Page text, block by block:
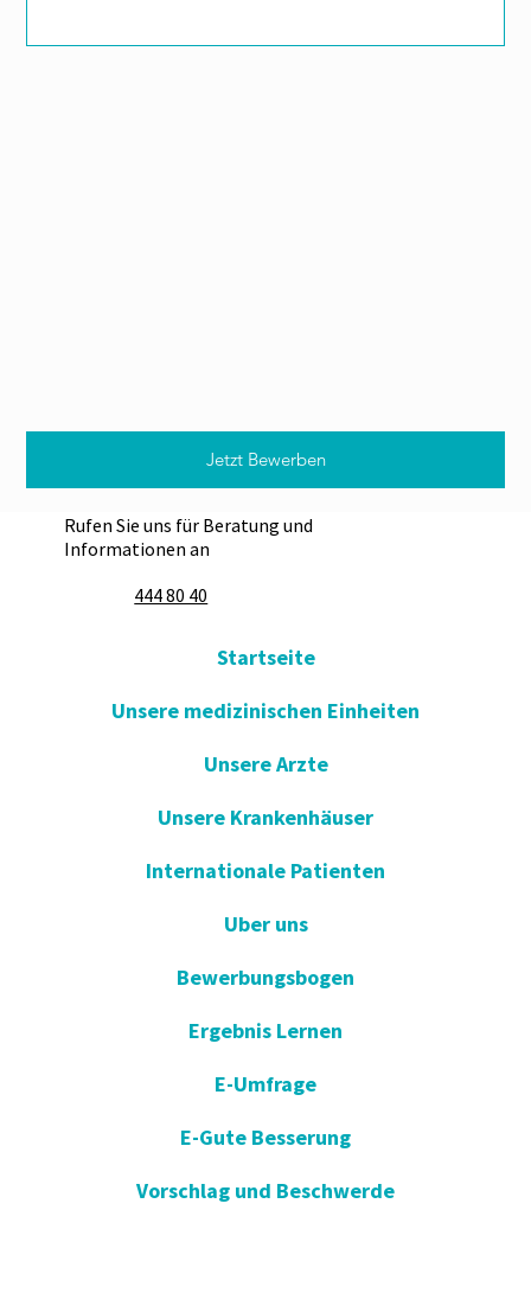
Jetzt Bewerben
Rufen Sie uns für Beratung und
Informationen an
444 80 40
Startseite
Unsere medizinischen Einheiten
Unsere Arzte
Unsere Krankenhäuser
Internationale Patienten
Uber uns
Bewerbungsbogen
Ergebnis Lernen
E-Umfrage
E-Gute Besserung
Vorschlag und Beschwerde